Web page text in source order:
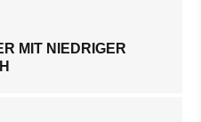
MIT NIEDRIGER